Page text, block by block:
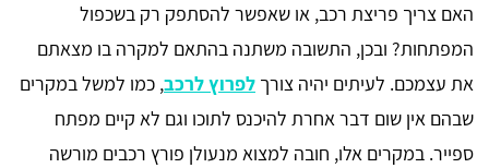
האם צריך פריצת רכב, או שאפשר להסתפק רק בשכפול
המפתחות? ובכן, התשובה משתנה בהתאם למקרה בו מצאתם
את עצמכם. לעיתים יהיה צורך לפרוץ לרכב, כמו למשל במקרים
שבהם אין שום דבר אחרת להיכנס לתוכו וגם לא קיים מפתח
ספייר. במקרים אלו, חובה למצוא מנעולן פורץ רכבים מורשה